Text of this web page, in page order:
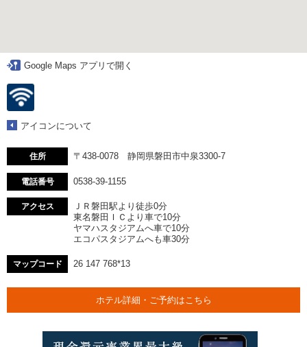
Google Maps アプリで開く
アイコンについて
住所 〒438-0078 静岡県磐田市中泉3300-7
電話番号 0538-39-1155
アクセス
ＪＲ磐田駅より徒歩0分
東名磐田ＩＣより車で10分
ヤマハスタジアムへ車で10分
エコパスタジアムへも車30分
マップコード 26 147 768*13
ホテル詳細・ご予約はこちら